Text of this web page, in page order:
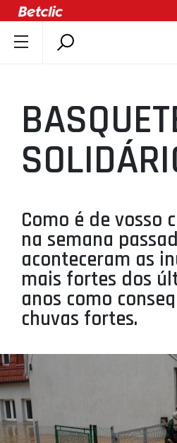
ÚLTIMAS
COMPETIÇÕES
ASSOCIAÇÕES
AGENTES
AGENDA
SELEÇÕES
MINIBASQUETE
ÁREA TÉCNICA
LIGA BETCLIC
LIGA BETCLIC FEMININA
Como é de vosso
na semana
aconteceram as
mais fortes dos
anos como
chuvas fortes.